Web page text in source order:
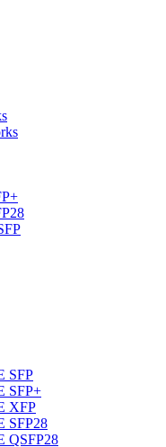
SFP
SFP+
XFP
SFP28
QSFP28